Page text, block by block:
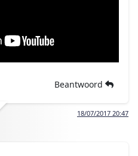
Beantwoord
18/07/2017 20:47